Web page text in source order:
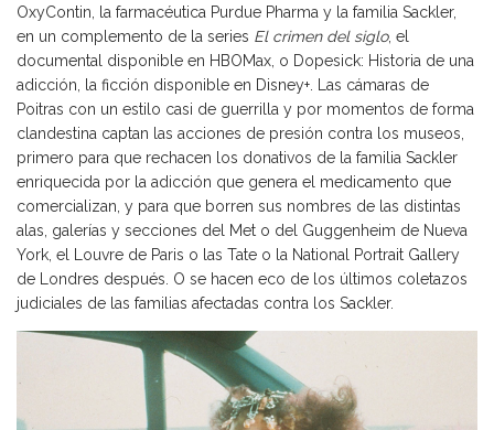
OxyContin, la farmacéutica Purdue Pharma y la familia Sackler,
en un complemento de la series El crimen del siglo, el
documental disponible en HBOMax, o Dopesick: Historia de una
adicción, la ficción disponible en Disney+. Las cámaras de
Poitras con un estilo casi de guerrilla y por momentos de forma
clandestina captan las acciones de presión contra los museos,
primero para que rechacen los donativos de la familia Sackler
enriquecida por la adicción que genera el medicamento que
comercializan, y para que borren sus nombres de las distintas
alas, galerías y secciones del Met o del Guggenheim de Nueva
York, el Louvre de Paris o las Tate o la National Portrait Gallery
de Londres después. O se hacen eco de los últimos coletazos
judiciales de las familias afectadas contra los Sackler.